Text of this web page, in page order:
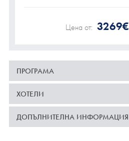
Цена от: 3269€
ПРОГРАМА
ХОТЕЛИ
ДОПЪЛНИТЕЛНА ИНФОРМАЦИЯ